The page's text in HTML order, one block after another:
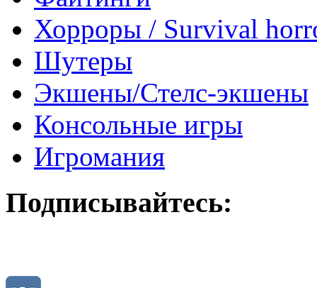
Хорроры / Survival
Шутеры
Экшены/Стелс-экшены
Консольные игры
Игромания
Подписывайтесь: